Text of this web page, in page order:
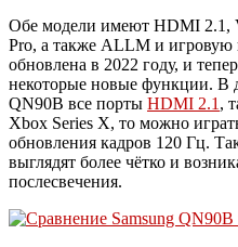
Обе модели имеют HDMI 2.1,
Pro, а также ALLM и игровую
обновлена в 2022 году, и
некоторые новые функции. В
QN90B все порты HDMI 2.1 ,
Xbox Series X, то можно
обновления кадров 120 Гц.
выглядят более чётко и
послесвечения.